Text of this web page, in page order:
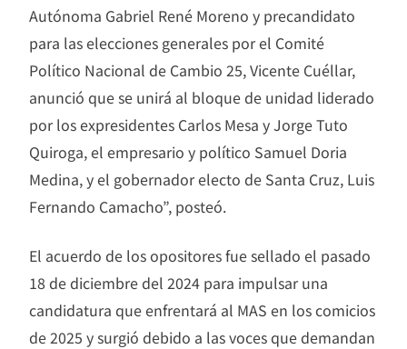
Autónoma Gabriel René Moreno y precandidato
para las elecciones generales por el Comité
Político Nacional de Cambio 25, Vicente Cuéllar,
anunció que se unirá al bloque de unidad liderado
por los expresidentes Carlos Mesa y Jorge Tuto
Quiroga, el empresario y político Samuel Doria
Medina, y el gobernador electo de Santa Cruz, Luis
Fernando Camacho”, posteó.
El acuerdo de los opositores fue sellado el pasado
18 de diciembre del 2024 para impulsar una
candidatura que enfrentará al MAS en los comicios
de 2025 y surgió debido a las voces que demandan